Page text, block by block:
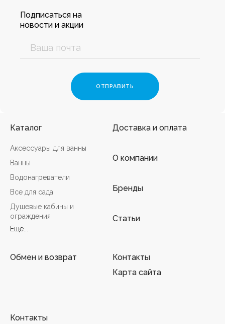
Подписаться на
новости и акции
Каталог
Аксессуары для ванны
Ванны
Водонагреватели
Все для сада
Душевые кабины и
ограждения
Еще...
Доставка и оплата
О компании
Бренды
Статьи
Обмен и возврат
Контакты
Карта сайта
Контакты